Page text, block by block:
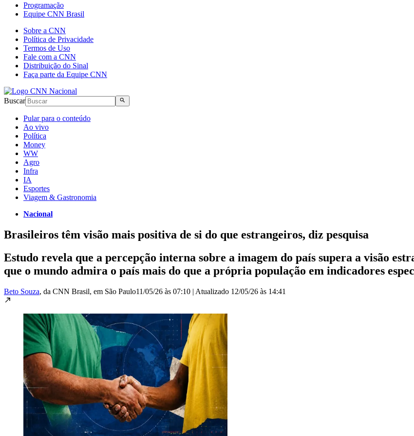
Programação
Equipe CNN Brasil
Sobre a CNN
Política de Privacidade
Termos de Uso
Fale com a CNN
Distribuição do Sinal
Faça parte da Equipe CNN
Buscar
Pular para o conteúdo
Ao vivo
Política
Money
WW
Agro
Infra
IA
Esportes
Viagem & Gastronomia
Nacional
Brasileiros têm visão mais positiva de si do que estrangeiros, diz pesquisa
Estudo revela que a percepção interna sobre a imagem do país supera a visão
que o mundo admira o país mais do que a própria população em indicadores
Beto Souza, da CNN Brasil, em São Paulo11/05/26 às 07:10 | Atualizado 12/05/26 às 14:41